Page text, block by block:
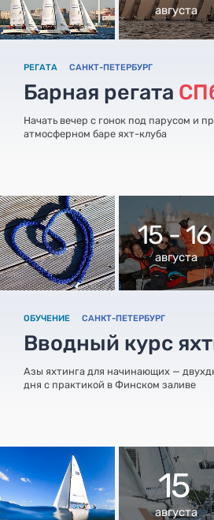
августа
РЕГАТА САНКТ-ПЕТЕРБУРГ
Барная регата
Начать вечер с гонок под парусом и
атмосферном баре яхт-клуба
15 - 16
августа
ОБУЧЕНИЕ САНКТ-ПЕТЕРБУРГ
Вводный курс
Азы яхтинга для начинающих —
дня с практикой в Финском заливе
15
августа